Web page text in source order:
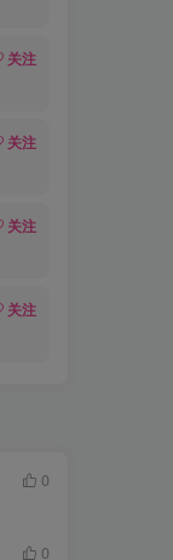
关注
关注
关注
关注
0
0